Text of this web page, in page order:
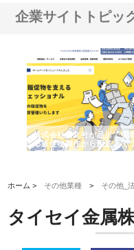
企業サイトトピッ
株式会社耕文社が品川で実
る販促物製作から配送まで
ストップ対応
ホーム > その他業種 > その他_
タイセイ金属